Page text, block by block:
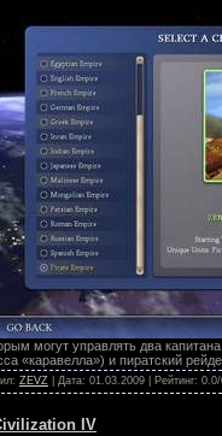
могут управлять два
«каравелла») и пиратский
ZEVZ | Дата: 01.03.2009 | Рейтинг: 0.0/
IV